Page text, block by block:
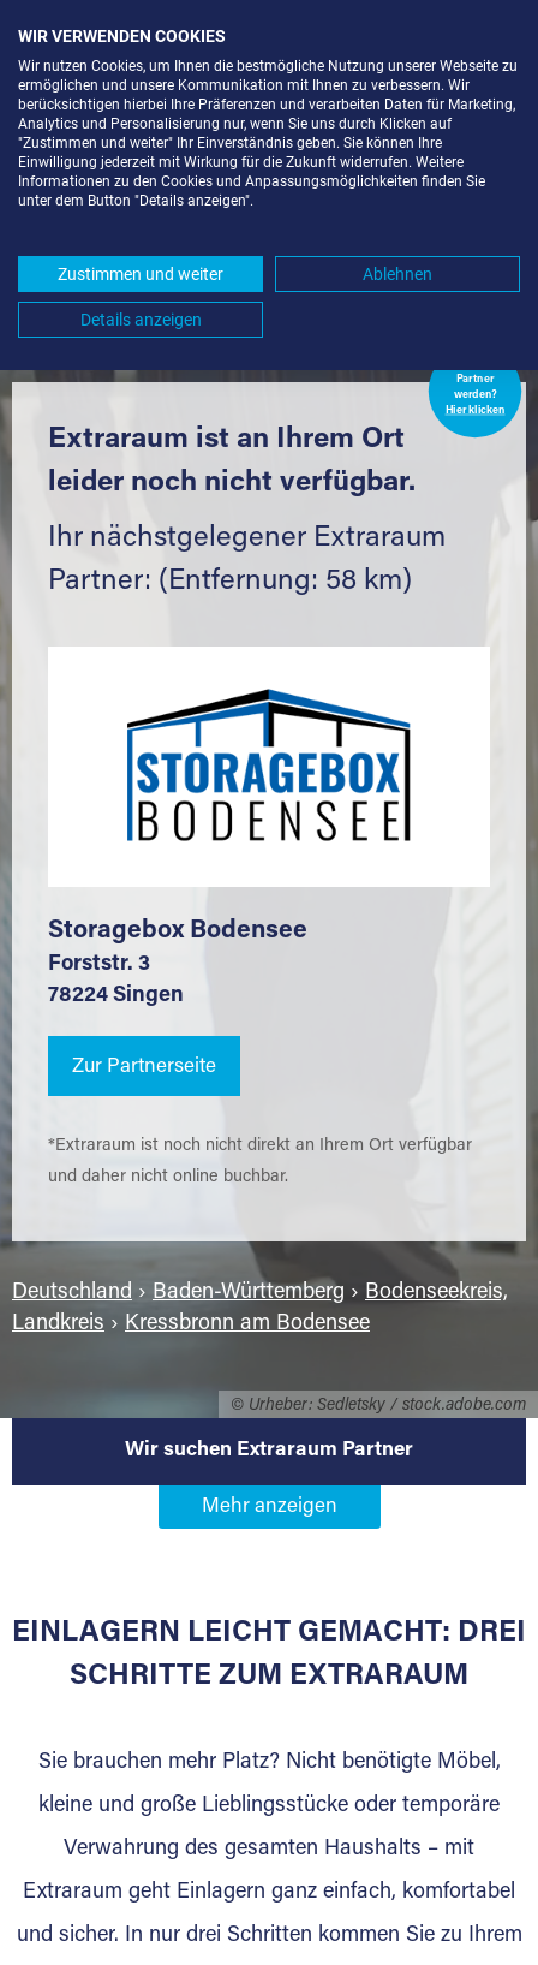
© Urheber: Sedletsky / stock.adobe.com
LAGERRAUM MIETEN IN
(88079) UND UMGEBUNG *
Komfortabel einlagern mit Extraraum
Partner
werden?
Hier klicken
Extraraum ist an Ihrem Ort
leider noch nicht verfügbar.
Ihr nächstgelegener Extraraum
Partner: (Entfernung: 58 km)
Storagebox Bodensee
Forststr. 3
78224 Singen
Zur Partnerseite
*Extraraum ist noch nicht direkt an Ihrem Ort verfügbar
und daher nicht online buchbar.
Deutschland › Baden-Württemberg › Bodenseekreis,
Landkreis › Kressbronn am Bodensee
Wir suchen Extraraum Partner
Werden Sie Extraraum Partner in
Sie bieten Kunden Lagerraum zur Miete, der
für die Einlagerung von Umzugsgut gebaut
Lagerkunden und Vermietungen.
Ihre Vorteile als Extraraum Partner:
Marktgerechte Preise
Digitale Buchungsplattform
Gewinnung von Neukunden
EINLAGERN LEICHT GEMACHT: DREI
SCHRITTE ZUM EXTRARAUM
Sie brauchen mehr Platz? Nicht benötigte Möbel,
kleine und große Lieblingsstücke oder temporäre
Verwahrung des gesamten Haushalts – mit
Extraraum geht Einlagern ganz einfach, komfortabel
und sicher. In nur drei Schritten kommen Sie zu Ihrem
WIR VERWENDEN COOKIES
Wir nutzen Cookies, um Ihnen die bestmögliche Nutzung unserer Webseite zu
ermöglichen und unsere Kommunikation mit Ihnen zu verbessern. Wir
berücksichtigen hierbei Ihre Präferenzen und verarbeiten Daten für Marketing,
Analytics und Personalisierung nur, wenn Sie uns durch Klicken auf
"Zustimmen und weiter" Ihr Einverständnis geben. Sie können Ihre
Einwilligung jederzeit mit Wirkung für die Zukunft widerrufen. Weitere
Informationen zu den Cookies und Anpassungsmöglichkeiten finden Sie
unter dem Button "Details anzeigen".
Zustimmen und weiter Ablehnen
Details anzeigen